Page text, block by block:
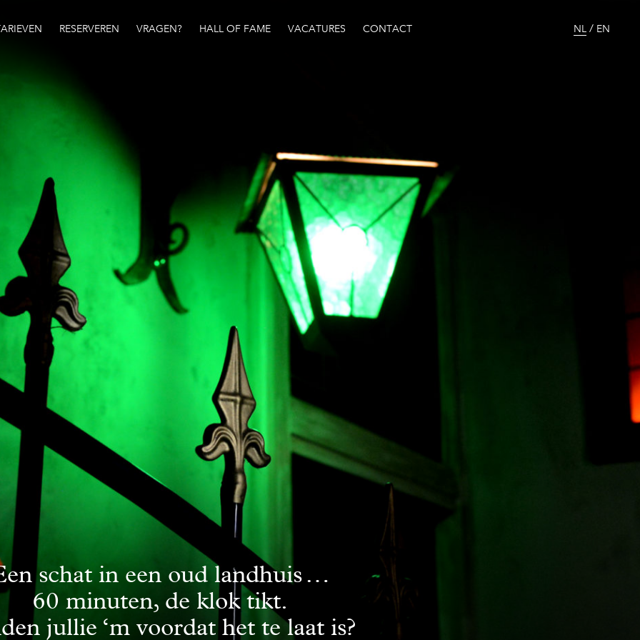
RESERVEREN VRAGEN? HALL OF FAME VACATURES CONTACT NL / EN
schat in een oud landhuis …
60 minuten, de klok tikt.
jullie ‘m voordat het te laat is?